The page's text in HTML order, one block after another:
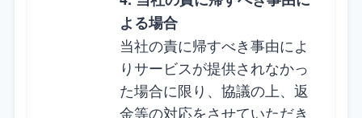
よる場合
当社の責に帰すべき事由によ
りサービスが提供されなかっ
た場合に限り、協議の上、返
金等の対応をさせていただき